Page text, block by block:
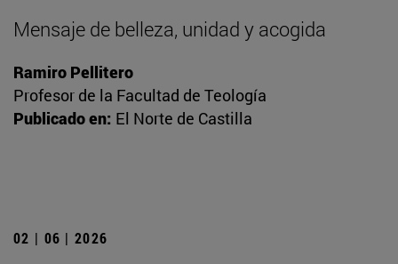
Mensaje de belleza, unidad y acogida
Ramiro Pellitero
Profesor de la Facultad de Teología
Publicado en: El Norte de Castilla
02 | 06 | 2026